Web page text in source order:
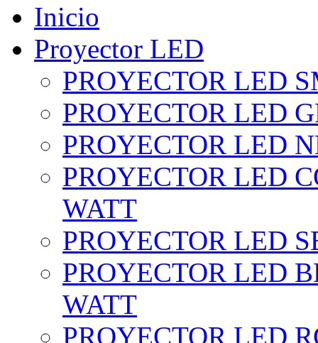
Inicio
Proyector LED
PROYECTOR LED
PROYECTOR LED
PROYECTOR LED
PROYECTOR LED
WATT
PROYECTOR LED
PROYECTOR LED
WATT
PROYECTOR LED